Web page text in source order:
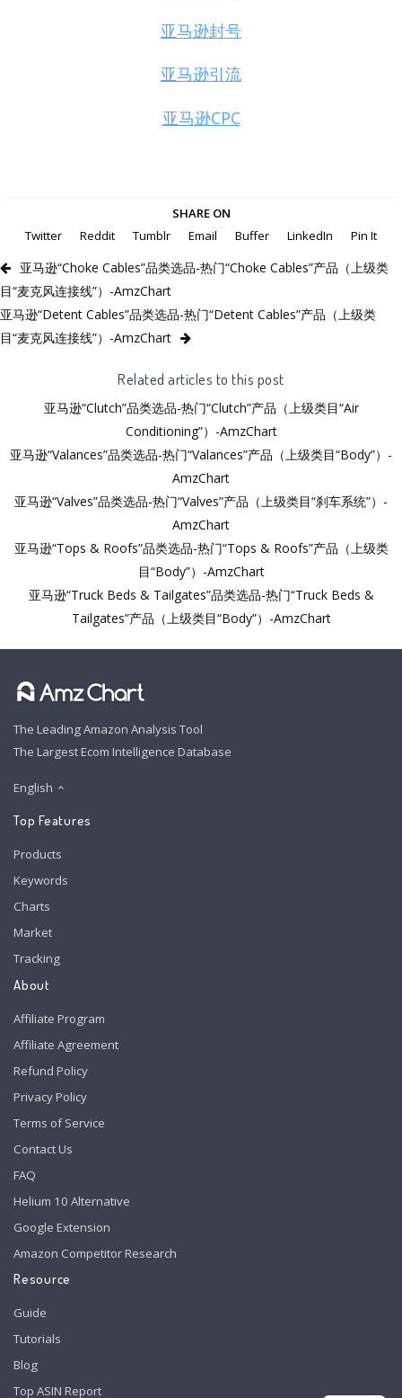
亚马逊封号
亚马逊引流
亚马逊CPC
SHARE ON
Twitter
Reddit Tumblr Email Buffer LinkedIn Pin It
亚马逊“Choke Cables”品类选品-热门“Choke Cables”产品（上级类
目“麦克风连接线”）-AmzChart
亚马逊“Detent Cables”品类选品-热门“Detent Cables”产品（上级类
目“麦克风连接线”）-AmzChart
Related articles to this post
亚马逊“Clutch”品类选品-热门“Clutch”产品（上级类目“Air
Conditioning”）-AmzChart
亚马逊“Valances”品类选品-热门“Valances”产品（上级类目“Body”）-
AmzChart
亚马逊“Valves”品类选品-热门“Valves”产品（上级类目“刹车系统”）-
AmzChart
亚马逊“Tops & Roofs”品类选品-热门“Tops & Roofs”产品（上级类
目“Body”）-AmzChart
亚马逊“Truck Beds & Tailgates”品类选品-热门“Truck Beds &
Tailgates”产品（上级类目“Body”）-AmzChart
The Leading Amazon Analysis Tool
The Largest Ecom Intelligence Database
English
Top Features
Products
Keywords
Charts
Market
Tracking
About
Affiliate Program
Affiliate Agreement
Refund Policy
Privacy Policy
Terms of Service
Contact Us
FAQ
Helium 10 Alternative
Google Extension
Amazon Competitor Research
Resource
Guide
Tutorials
Blog
Top ASIN Report